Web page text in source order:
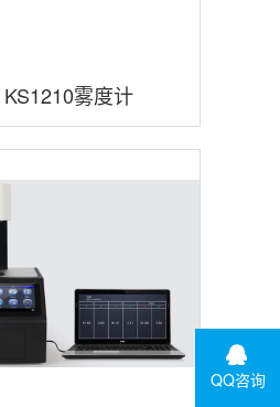
KS1210雾度计
QQ咨询